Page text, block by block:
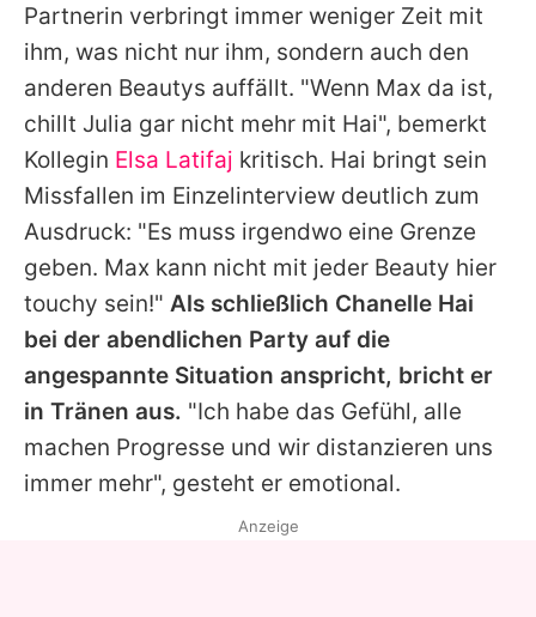
Partnerin verbringt immer weniger Zeit mit
ihm, was nicht nur ihm, sondern auch den
anderen Beautys auffällt. "Wenn Max da ist,
chillt Julia gar nicht mehr mit Hai", bemerkt
Kollegin Elsa Latifaj kritisch. Hai bringt sein
Missfallen im Einzelinterview deutlich zum
Ausdruck: "Es muss irgendwo eine Grenze
geben. Max kann nicht mit jeder Beauty hier
touchy sein!" Als schließlich Chanelle Hai
bei der abendlichen Party auf die
angespannte Situation anspricht, bricht er
in Tränen aus. "Ich habe das Gefühl, alle
machen Progresse und wir distanzieren uns
immer mehr", gesteht er emotional.
Anzeige